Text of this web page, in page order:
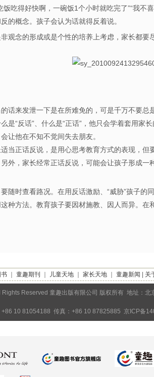
得好快啊，一碗饭1个小时就吃完了”“我不
反的概念。孩子会认为话就得反着说。
观念的形成或是个性的培养上考虑，家长都
话来发泄一下是在所难免的，可是千万不要总
是“反话”、什么是“正话”，他只会学着套用
会让他在不知不觉间失去朋友。
正话反说，是用心思考教育方式的表现，但
外，家长经常正话反说，可能会让孩子形成
随时查看路况。在用反话激励、“威胁”孩子
种方法。教育孩子要因材施教、因人而异。
｜ 童趣期刊 儿童天地｜ 家长天地｜ 童趣新闻 关
Rights Reserved 童趣出版有限公司 版权所有 地址：北
+86 10 81054188 传真：+86 10 87825885 京ICP备